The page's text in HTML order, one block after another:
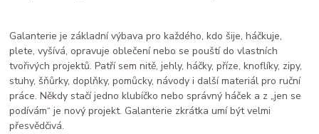
Galanterie je základní výbava pro každého, kdo šije, háčkuje,
plete, vyšívá, opravuje oblečení nebo se pouští do vlastních
tvořivých projektů. Patří sem nitě, jehly, háčky, příze, knoflíky, zipy,
stuhy, šňůrky, doplňky, pomůcky, návody i další materiál pro ruční
práce. Někdy stačí jedno klubíčko nebo správný háček a z „jen se
podívám“ je nový projekt. Galanterie zkrátka umí být velmi
přesvědčivá.